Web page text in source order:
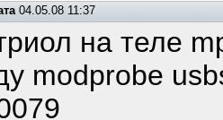
04.05.08 11:37
на теле
modprobe